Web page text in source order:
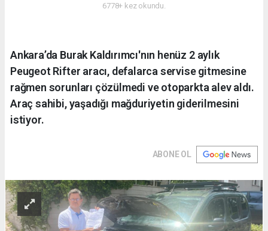
6778+ kez okundu.
Ankara’da Burak Kaldırımcı'nın henüz 2 aylık
Peugeot Rifter aracı, defalarca servise gitmesine
rağmen sorunları çözülmedi ve otoparkta alev aldı.
Araç sahibi, yaşadığı mağduriyetin giderilmesini
istiyor.
ABONE OL